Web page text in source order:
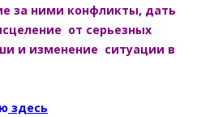
за ними конфликты, дать
от серьезных
и изменение ситуации в
здесь